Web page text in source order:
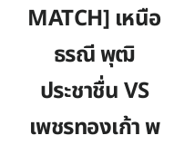
MATCH] เหนือ
ธรณี พุฒิ
ประชาชื่น VS
เพชรทองเก้า พ